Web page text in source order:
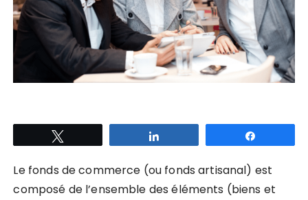
Le fonds de commerce (ou fonds artisanal) est
composé de l’ensemble des éléments (biens et